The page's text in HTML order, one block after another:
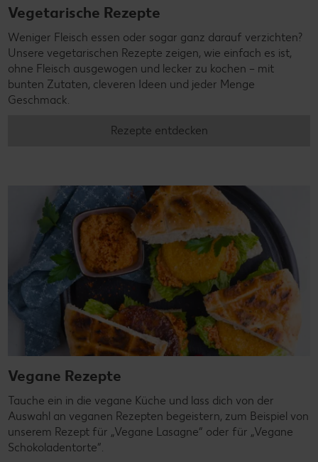
Vegetarische Rezepte
Weniger Fleisch essen oder sogar ganz darauf verzichten?
Unsere vegetarischen Rezepte zeigen, wie einfach es ist,
ohne Fleisch ausgewogen und lecker zu kochen – mit
bunten Zutaten, cleveren Ideen und jeder Menge
Geschmack.
Rezepte entdecken
Vegane Rezepte
Tauche ein in die vegane Küche und lass dich von der
Auswahl an veganen Rezepten begeistern, zum Beispiel von
unserem Rezept für „Vegane Lasagne“ oder für „Vegane
Schokoladentorte“.